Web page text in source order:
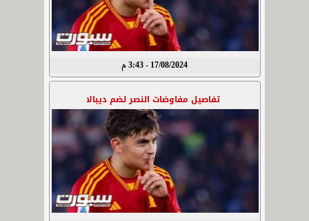
17/08/2024 - 3:43 م
تفاصيل مفاوضات النصر لضم ديبالا